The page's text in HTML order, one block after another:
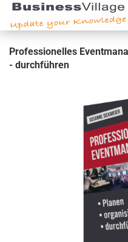
Pro­fes­sio­nel­les
- durch­füh­ren